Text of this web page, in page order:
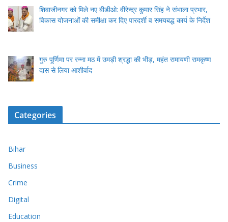
शिवाजीनगर को मिले नए बीडीओ: वीरेन्द्र कुमार सिंह ने संभाला प्रभार,
विकास योजनाओं की समीक्षा कर दिए पारदर्शी व समयबद्ध कार्य के निर्देश
गुरु पूर्णिमा पर रन्ना मठ में उमड़ी श्रद्धा की भीड़, महंत रामायणी रामकृष्ण
दास से लिया आशीर्वाद
Categories
Bihar
Business
Crime
Digital
Education